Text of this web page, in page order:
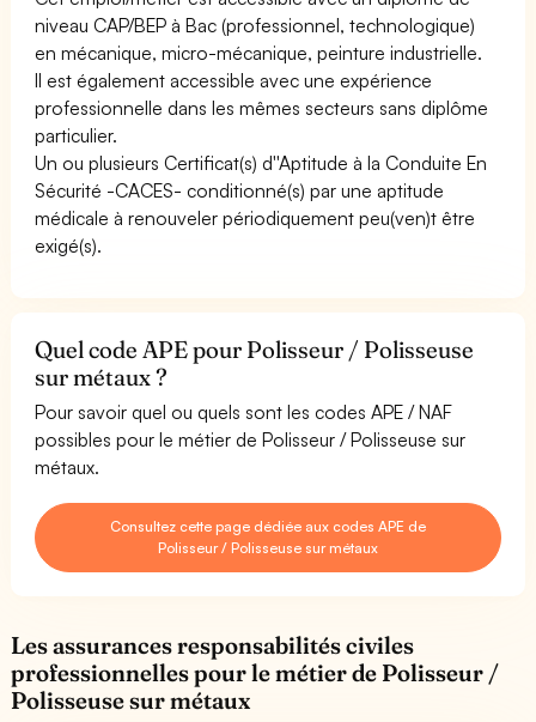
niveau CAP/BEP à Bac (professionnel, technologique)
en mécanique, micro-mécanique, peinture industrielle.
Il est également accessible avec une expérience
professionnelle dans les mêmes secteurs sans diplôme
particulier.
Un ou plusieurs Certificat(s) d''Aptitude à la Conduite En
Sécurité -CACES- conditionné(s) par une aptitude
médicale à renouveler périodiquement peu(ven)t être
exigé(s).
Quel code APE pour Polisseur / Polisseuse
sur métaux ?
Pour savoir quel ou quels sont les codes APE / NAF
possibles pour le métier de Polisseur / Polisseuse sur
métaux.
Consultez cette page dédiée aux codes APE de
Polisseur / Polisseuse sur métaux
Les assurances responsabilités civiles
professionnelles pour le métier de Polisseur /
Polisseuse sur métaux